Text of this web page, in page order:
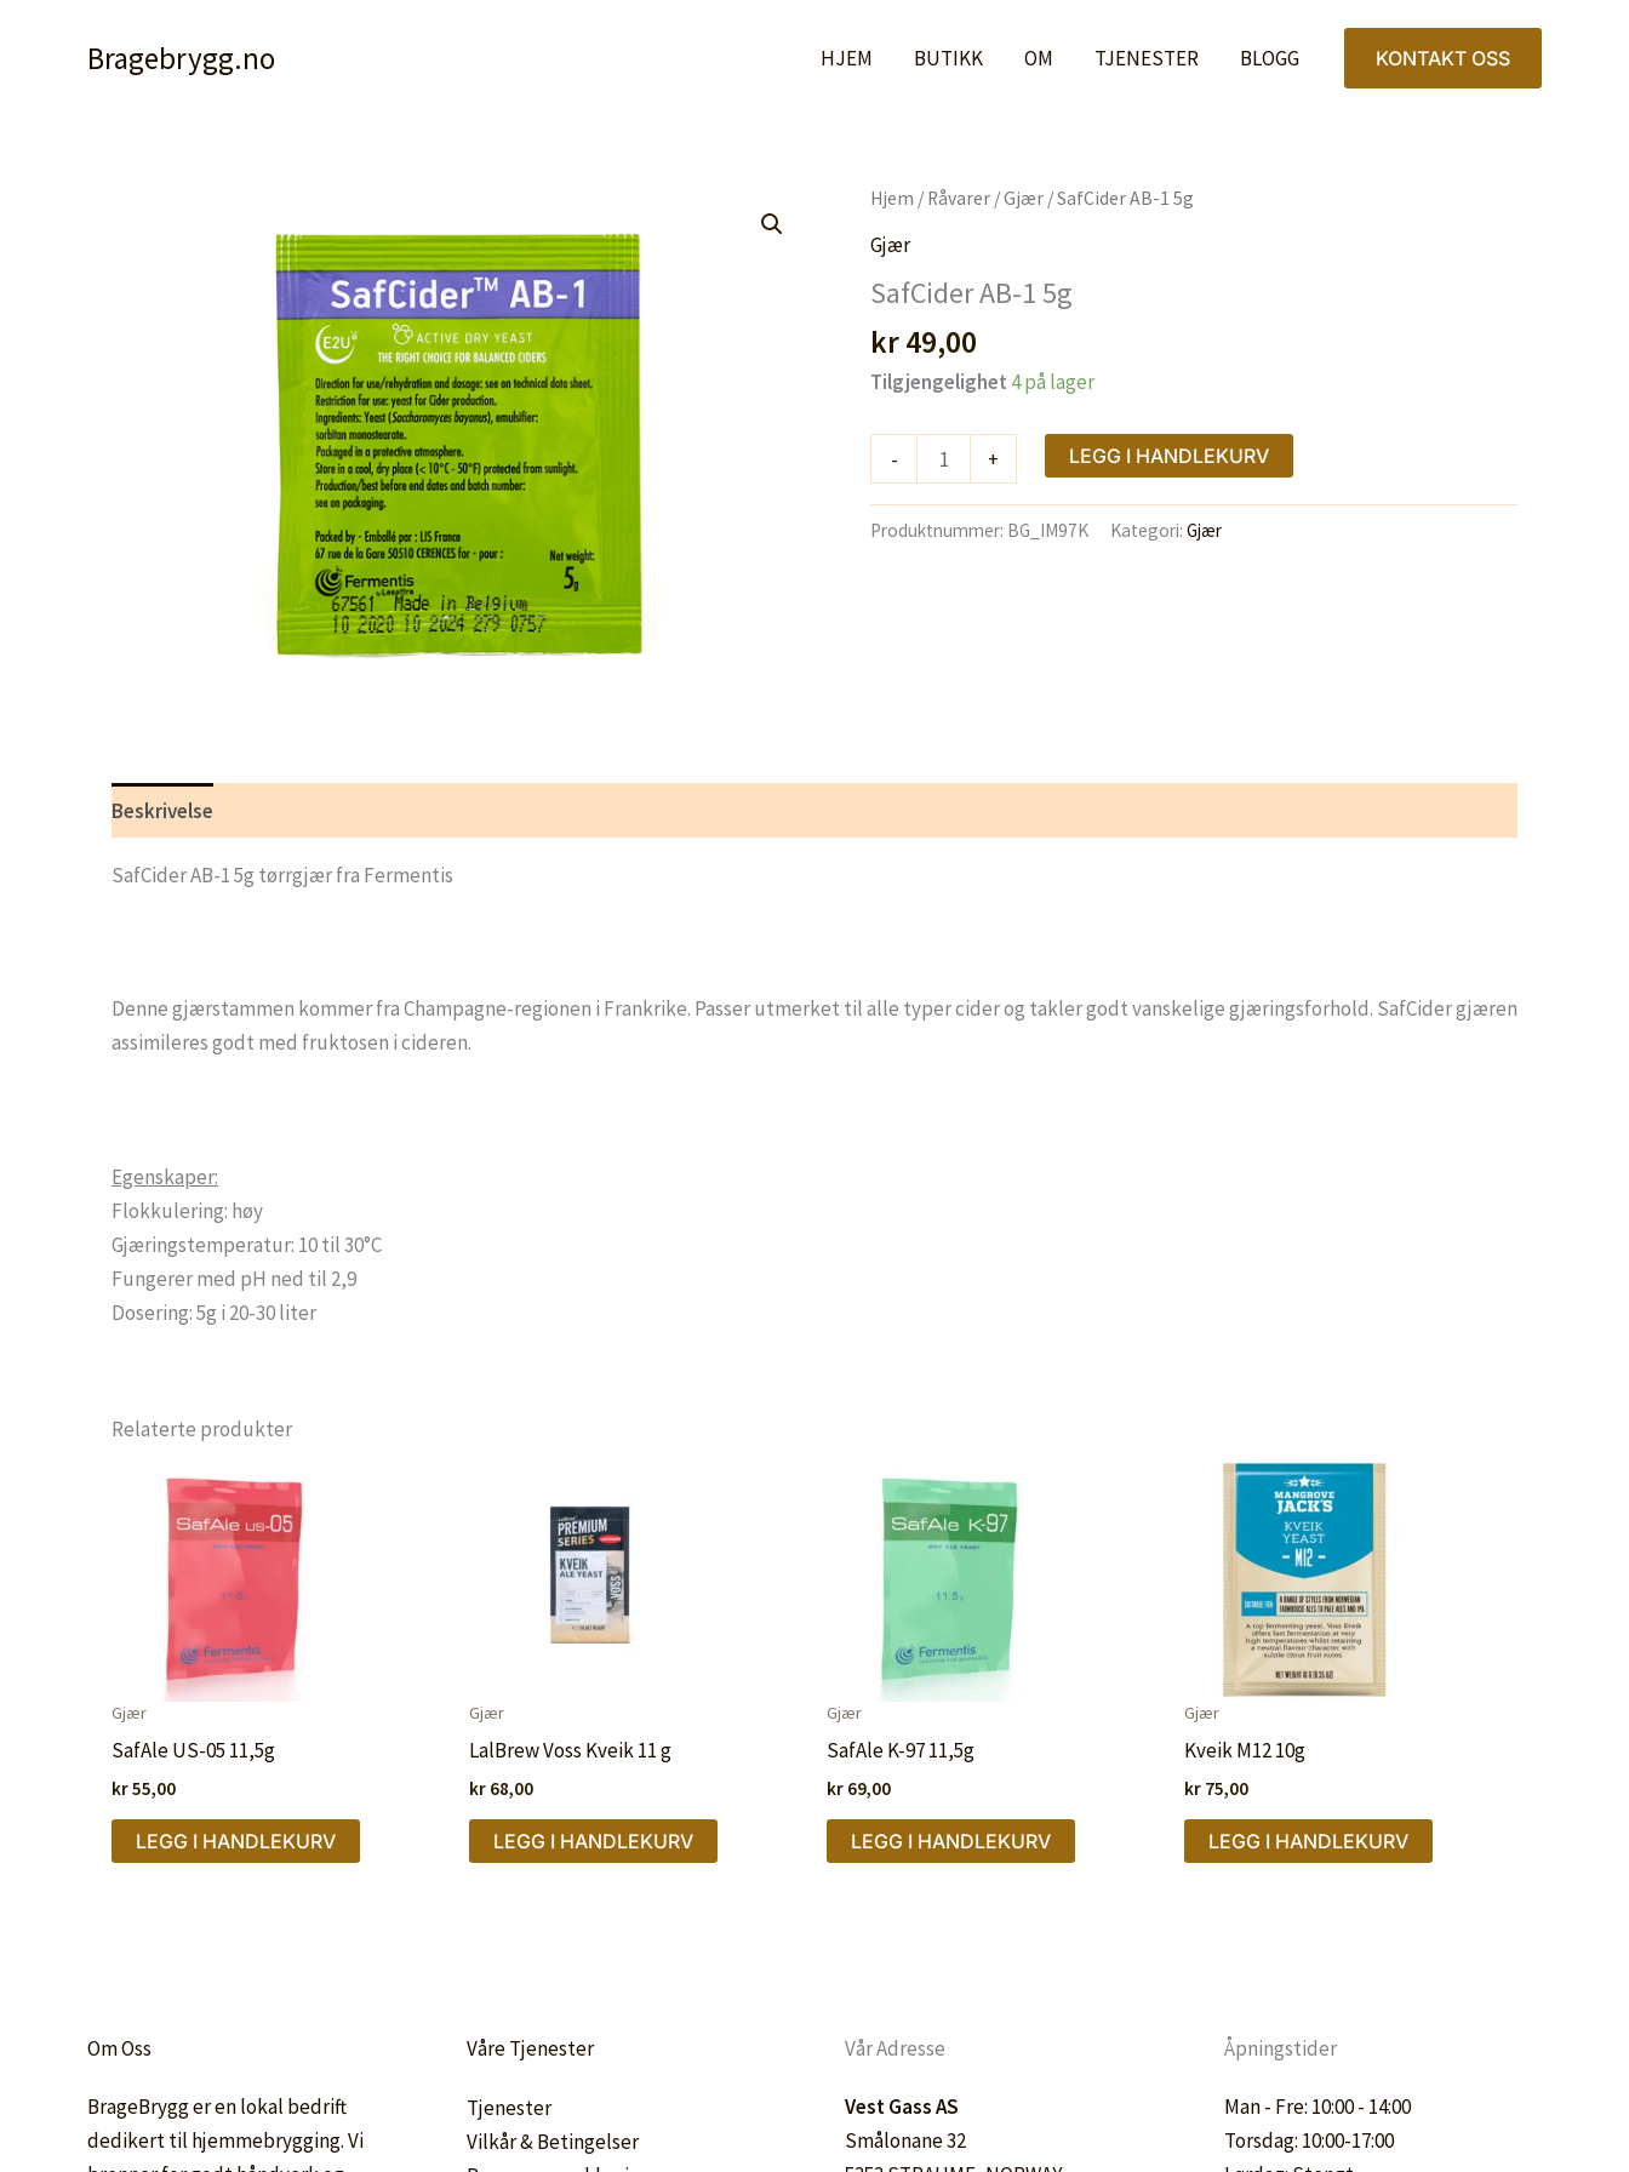
Bragebrygg.no HJEM BUTIKK OM TJENESTER BLOGG KONTAKT OSS
Hjem / Råvarer /Gjær / SafCider AB-1 5g
Gjær
SafCider AB-1 5g
kr49,00
Tilgjengelighet 4 på lager
-
SafCider
AB-
1
+ LEGG I HANDLEKURV
Produktnummer: BG_IM97K Kategori:Gjær
Beskrivelse
SafCider AB-1 5g tørrgjær fra Fermentis
Denne gjærstammen kommer fra Champagne-regionen i Frankrike. Passer utmerket til alle typer cider og takler godt vanskelige gjæringsforhold. SafCider gjæren
assimileres godt med fruktosen i cideren.
Egenskaper:
Flokkulering: høy
Gjæringstemperatur: 10 til 30°C
Fungerer med pH ned til 2,9
Dosering: 5g i 20-30 liter
Relaterte produkter
Gjær
SafAle US-05 11,5g
kr55,00
LEGG I HANDLEKURV
Gjær
LalBrew Voss Kveik 11 g
kr 68,00
LEGG I HANDLEKURV
Gjær
SafAle K-97 11,5g
kr 69,00
LEGG I HANDLEKURV
Gjær
Kveik M12 10g
kr 75,00
LEGG I HANDLEKURV
Om Oss
BrageBrygg er en lokal bedrift
dedikert til hjemmebrygging. Vi
Våre Tjenester
Tjenester
Vilkår & Betingelser
Vår Adresse
Vest Gass AS
Smålonane 32
Åpningstider
Man - Fre: 10:00 - 14:00
Torsdag: 10:00-17:00
5g